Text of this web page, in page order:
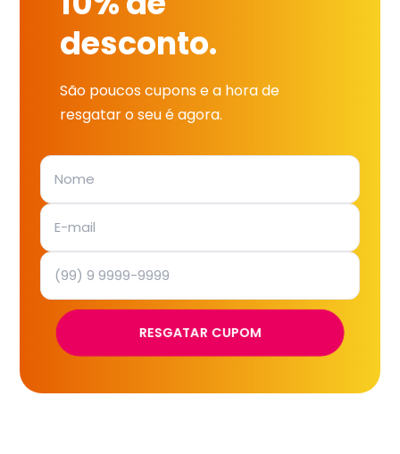
desconto.
São poucos cupons e a hora de
resgatar o seu é agora.
RESGATAR CUPOM